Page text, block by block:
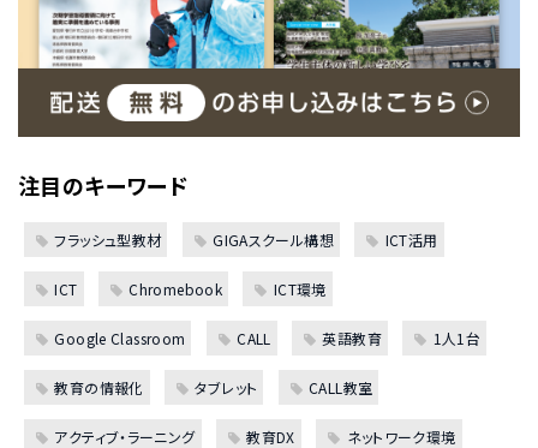
注目のキーワード
フラッシュ型教材 GIGAスクール構想 ICT活用
ICT Chromebook ICT環境
Google Classroom CALL 英語教育 1人1台
教育の情報化 タブレット CALL教室
アクティブ・ラーニング 教育DX ネットワーク環境